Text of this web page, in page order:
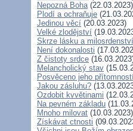
Nepozná Boha(22.03.2023)
Plodí a ochraňuje
Jedinou věcí (20.03.2023)
Velké zlodějství
Skrze lásku a milosrdenství
Není dokonalosti
Z čistoty srdce
Melancholický stav
Posvěceno jeho
Jakou zásluhu?
Ozdobit kvvětinami
Na pevném základu
Mnoho milovat (10.03.2023)
Získávat ctnosti